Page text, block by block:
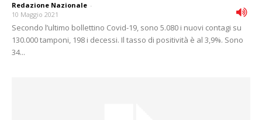
Redazione Nazionale -
10 Maggio 2021
Secondo l’ultimo bollettino Covid-19, sono 5.080 i nuovi contagi su
130.000 tamponi, 198 i decessi. Il tasso di positività è al 3,9%. Sono
34...